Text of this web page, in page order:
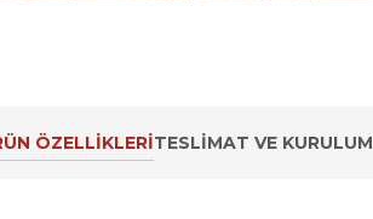
ÖZELLIKLERITESLIMAT VE KURULUM